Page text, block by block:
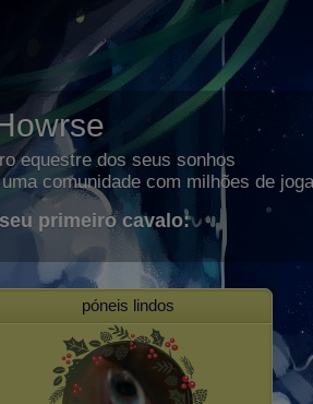
equestre dos seus sonhos
comunidade com milhões de
primeiro cavalo:
póneis lindos